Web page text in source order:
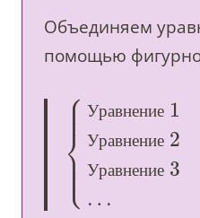
Объединяем
помощью
⎧
⎩
⎨
⎪
⎪
⎪
⎪
⎪⎪
Уравнение 1
Уравнение 2
Уравнение 3
…